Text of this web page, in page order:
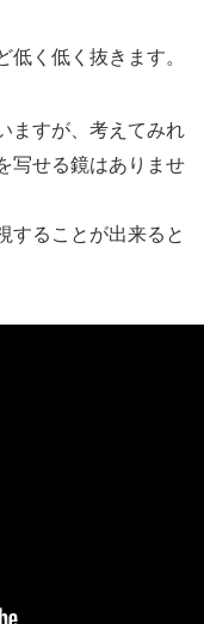
く低く抜きます。
ますが、考えてみれ
写せる鏡はありませ
することが出来ると